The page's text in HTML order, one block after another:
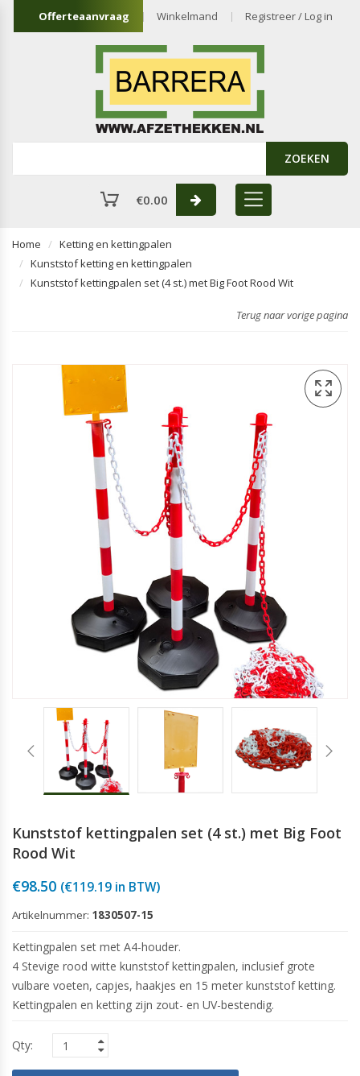
Offerteaanvraag Winkelmand Registreer / Log in
ZOEKEN
€0.00
Home
Ketting en kettingpalen
Kunststof ketting en kettingpalen
Kunststof kettingpalen set (4 st.) met Big Foot Rood Wit
Terug naar vorige pagina
Kunststof kettingpalen set (4 st.) met Big Foot
Rood Wit
€98.50 (€119.19 in BTW)
Artikelnummer: 1830507-15
Kettingpalen set met A4-houder.
4 Stevige rood witte kunststof kettingpalen, inclusief grote
vulbare voeten, capjes, haakjes en 15 meter kunststof ketting.
Kettingpalen en ketting zijn zout- en UV-bestendig.